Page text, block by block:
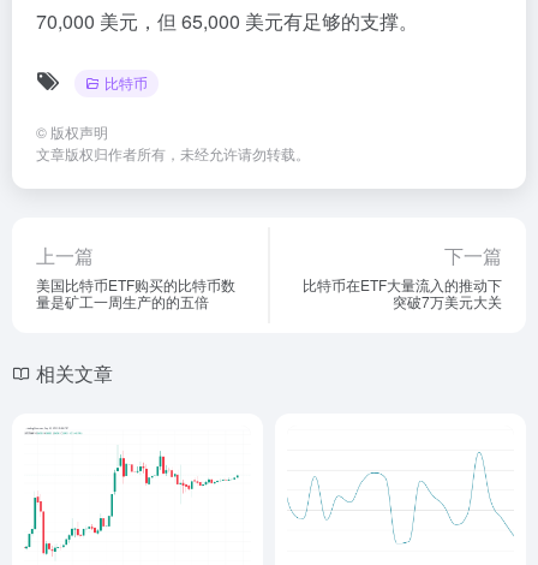
70,000 美元，但 65,000 美元有足够的支撑。
比特币
© 版权声明
文章版权归作者所有，未经允许请勿转载。
上一篇
美国比特币ETF购买的比特币数
量是矿工一周生产的的五倍
下一篇
比特币在ETF大量流入的推动下
突破7万美元大关
相关文章